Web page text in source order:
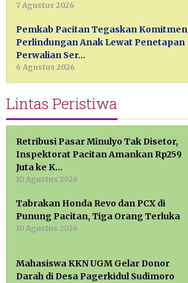
7 Agustus 2026
Pemkab Pacitan Tegaskan Komitmen
Perlindungan Anak Lewat Penetapan
Perwalian Ser…
6 Agustus 2026
Lintas Peristiwa
Retribusi Pasar Minulyo Tak Disetor,
Inspektorat Pacitan Amankan Rp259
Juta ke K…
10 Agustus 2026
Tabrakan Honda Revo dan PCX di
Punung Pacitan, Tiga Orang Terluka
10 Agustus 2026
Mahasiswa KKN UGM Gelar Donor
Darah di Desa Pagerkidul Sudimoro